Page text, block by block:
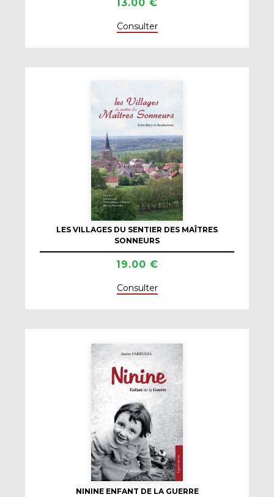
13.00 €
Consulter
LES VILLAGES DU SENTIER DES MAÎTRES
SONNEURS
19.00 €
Consulter
NININE ENFANT DE LA GUERRE